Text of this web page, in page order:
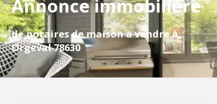
Annonce immobilière
de notaires de maison à vendre à
Orgeval 78630